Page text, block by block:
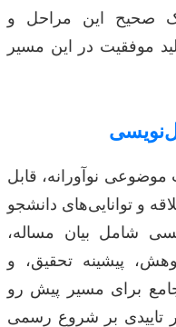
صحیح این مراحل و
موفقیت در این مسیر
موضوعی نوآورانه، قابل
و توانایی‌های دانشجو
شامل بیان مساله،
پیشینه تحقیق، و
برای مسیر پیش رو
تاییدی بر شروع رسمی